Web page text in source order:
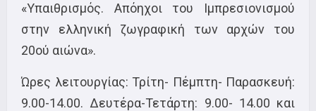
«Υπαιθρισμός. Απόηχοι του Ιμπρεσιονισμού
στην ελληνική ζωγραφική των αρχών του
20ού αιώνα».
Ώρες λειτουργίας: Τρίτη- Πέμπτη- Παρασκευή:
9.00-14.00. Δευτέρα-Τετάρτη: 9.00- 14.00 και